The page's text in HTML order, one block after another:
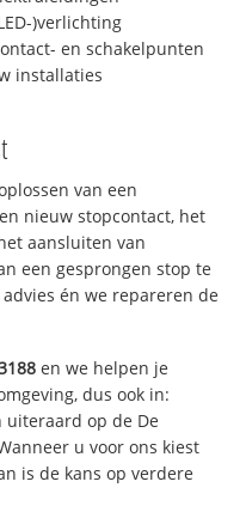
)verlichting
en schakelpunten
installaties
van een
nieuw stopcontact, het
aansluiten van
een gesprongen stop te
én we repareren de
en we helpen je
dus ook in:
uiteraard op de De
u voor ons kiest
is de kans op verdere